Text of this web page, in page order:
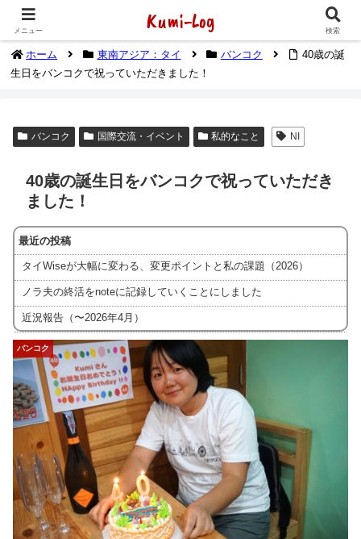
2014年1月から海外放浪（デジタルノマド）してます
ホーム 東南アジア：タイ バンコク
40歳の誕
生日をバンコクで祝っていただきました！
バンコク 国際交流・イベント 私的なこと NI
40歳の誕生日をバンコクで祝っていただき
ました！
最近の投稿
タイWiseが大幅に変わる、変更ポイントと私の課題（2026）
ノラ夫の終活をnoteに記録していくことにしました
近況報告（〜2026年4月）
バンコク
メニュー Kumi-Log 検索